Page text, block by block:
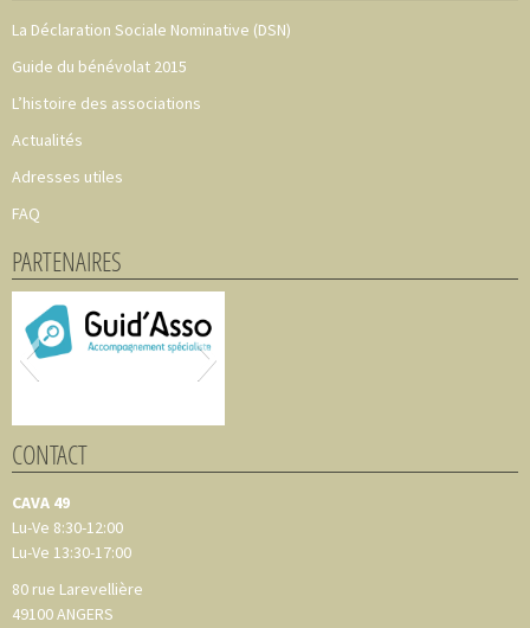
La Déclaration Sociale Nominative (DSN)
Guide du bénévolat 2015
L’histoire des associations
Actualités
Adresses utiles
FAQ
PARTENAIRES
CONTACT
CAVA 49
Lu-Ve 8:30-12:00
Lu-Ve 13:30-17:00
80 rue Larevellière
49100ANGERS